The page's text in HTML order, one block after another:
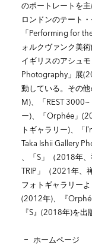
のポートレートを
ロンドンのテート
「Performing for
ォルクヴァンク美
イギリスのアシュ
Photography」展
動している。その
M)、「REST
ー)、「Orphée」
トギャラリー)、「
Taka Ishii Gallery
、「S」（2018年
TRIP」（2021年、
フォトギャラリー
(2012年)、『
『S』(2018年)を出
ホームページ